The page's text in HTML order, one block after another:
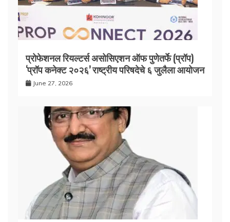
प्रोफेशनल रियल्टर्स असोसिएशन ऑफ पुणेतर्फे (प्रॉप)
‘प्रॉप कनेक्ट २०२६’ राष्ट्रीय परिषदेचे ६ जुलैला आयोजन
June 27, 2026